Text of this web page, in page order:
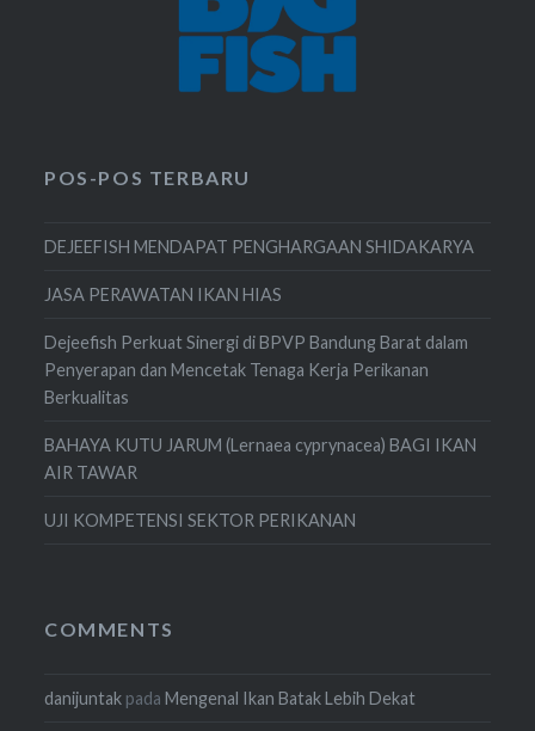
POS-POS TERBARU
DEJEEFISH MENDAPAT PENGHARGAAN SHIDAKARYA
JASA PERAWATAN IKAN HIAS
Dejeefish Perkuat Sinergi di BPVP Bandung Barat dalam
Penyerapan dan Mencetak Tenaga Kerja Perikanan
Berkualitas
BAHAYA KUTU JARUM (Lernaea cyprynacea) BAGI IKAN
AIR TAWAR
UJI KOMPETENSI SEKTOR PERIKANAN
COMMENTS
danijuntak padaMengenal Ikan Batak Lebih Dekat